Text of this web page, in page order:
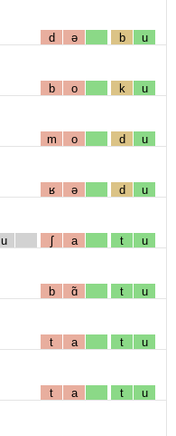
d ə b u
b o k u
m o d u
ʁ ə d u
u ʃ a t u
b ɑ̃ t u
t a t u
t a t u